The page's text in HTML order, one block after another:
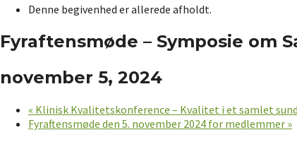
Denne begivenhed er allerede afholdt.
Fyraftensmøde – Symposie om
november 5, 2024
« Klinisk Kvalitetskonference – Kvalitet i et samlet
Fyraftensmøde den 5. november 2024 for medlemmer »